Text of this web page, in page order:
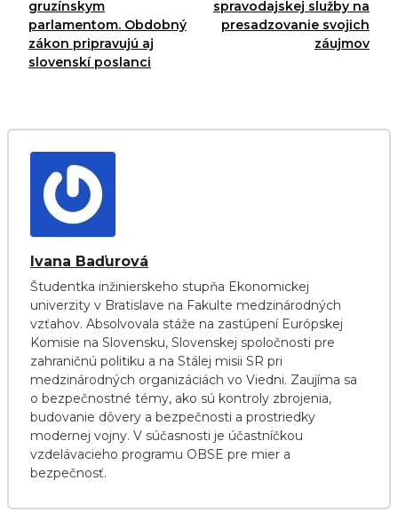
gruzínskym
parlamentom. Obdobný
zákon pripravujú aj
slovenskí poslanci
spravodajskej služby na
presadzovanie svojich
záujmov
Ivana Baďurová
Študentka inžinierskeho stupňa Ekonomickej
univerzity v Bratislave na Fakulte medzinárodných
vzťahov. Absolvovala stáže na zastúpení Európskej
Komisie na Slovensku, Slovenskej spoločnosti pre
zahraničnú politiku a na Stálej misii SR pri
medzinárodných organizáciách vo Viedni. Zaujíma sa
o bezpečnostné témy, ako sú kontroly zbrojenia,
budovanie dôvery a bezpečnosti a prostriedky
modernej vojny. V súčasnosti je účastníčkou
vzdelávacieho programu OBSE pre mier a
bezpečnosť.